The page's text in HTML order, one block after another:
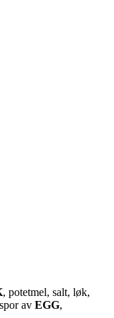
, potetmel, salt, løk,
av EGG,